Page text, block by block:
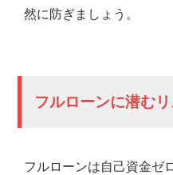
身
お
に
り
然に防ぎましょう。
フルローンに潜む
フルローンは自己資金ゼ